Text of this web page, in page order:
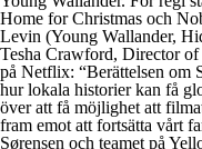
Home for Christmas och
Levin (Young Wallander,
Tesha Crawford, Director
på Netflix: “Berättelsen om
hur lokala historier kan få
över att få möjlighet att
fram emot att fortsätta vårt
Sørensen och teamet på